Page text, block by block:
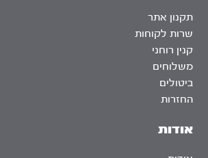
אודות
תקנון אתר
שרות לקוחות
קנין רוחני
משלוחים
ביטולים
החזרות